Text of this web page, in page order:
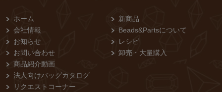
ホーム
会社情報
お知らせ
お問い合わせ
商品紹介動画
法人向けバッグカタログ
リクエストコーナー
新商品
Beads&Partsについて
レシピ
卸売・⼤量購⼊